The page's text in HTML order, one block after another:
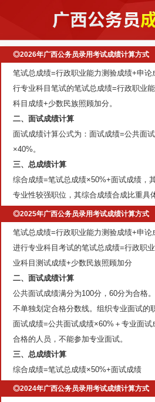
◎2026年广西公务员录用考试成绩计算方式
笔试总成绩=行政职业能力测验成绩+申
行专业科目笔试的笔试总成绩=行政职业
科目成绩+少数民族照顾加分。
二、面试成绩计算
面试成绩计算公式为：面试成绩=公共面
×40%。
三、总成绩计算
综合成绩=笔试总成绩×50%+面试成绩，
专业性较强职位，其综合成绩合成比重具
◎2025年广西公务员录用考试成绩计算方式
笔试总成绩=行政职业能力测验成绩+申论
进行专业科目考试的笔试总成绩=行政职
业科目测试成绩+少数民族照顾加分
二、面试成绩计算
公共面试成绩满分为100分，60分为合格
不单独划定合格分数线。组织专业面试的
面试成绩=公共面试成绩×60%＋专业面
合格的人员，不能参加专业面试。
三、总成绩计算
综合成绩=笔试总成绩×50%+面试成绩
◎2024年广西公务员录用考试成绩计算方式